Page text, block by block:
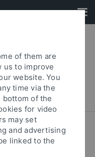
in den
Aspekte
of them are
us to improve
website. You
time via the
bottom of the
for video
may set
and advertising
linked to the